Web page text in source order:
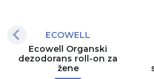
ECOWELL
Ecowell Organski
dezodorans roll-on za
žene